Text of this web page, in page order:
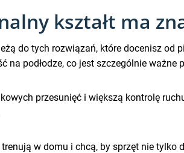
kształt ma
do tych rozwiązań, które docenisz od
na podłodze, co jest szczególnie
przesunięć i większą kontrolę
w domu i chcą, by sprzęt nie tylko